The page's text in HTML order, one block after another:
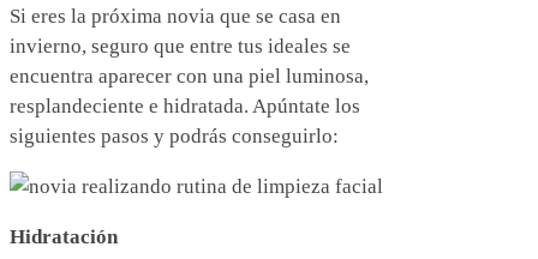
Si eres la próxima novia que se casa en
invierno, seguro que entre tus ideales se
encuentra aparecer con una piel luminosa,
resplandeciente e hidratada. Apúntate los
siguientes pasos y podrás conseguirlo:
Hidratación